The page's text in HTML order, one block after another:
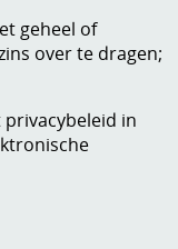
geheel of
over te dragen;
in